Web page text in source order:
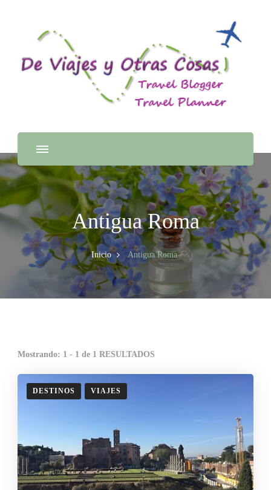
Antigua Roma
Inicio Antigua Roma
Mostrando: 1 - 1 de 1 RESULTADOS
DESTINOS VIAJES